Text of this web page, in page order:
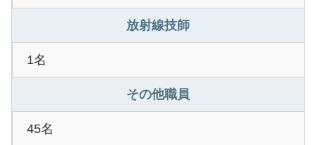
放射線技師
1名
その他職員
45名